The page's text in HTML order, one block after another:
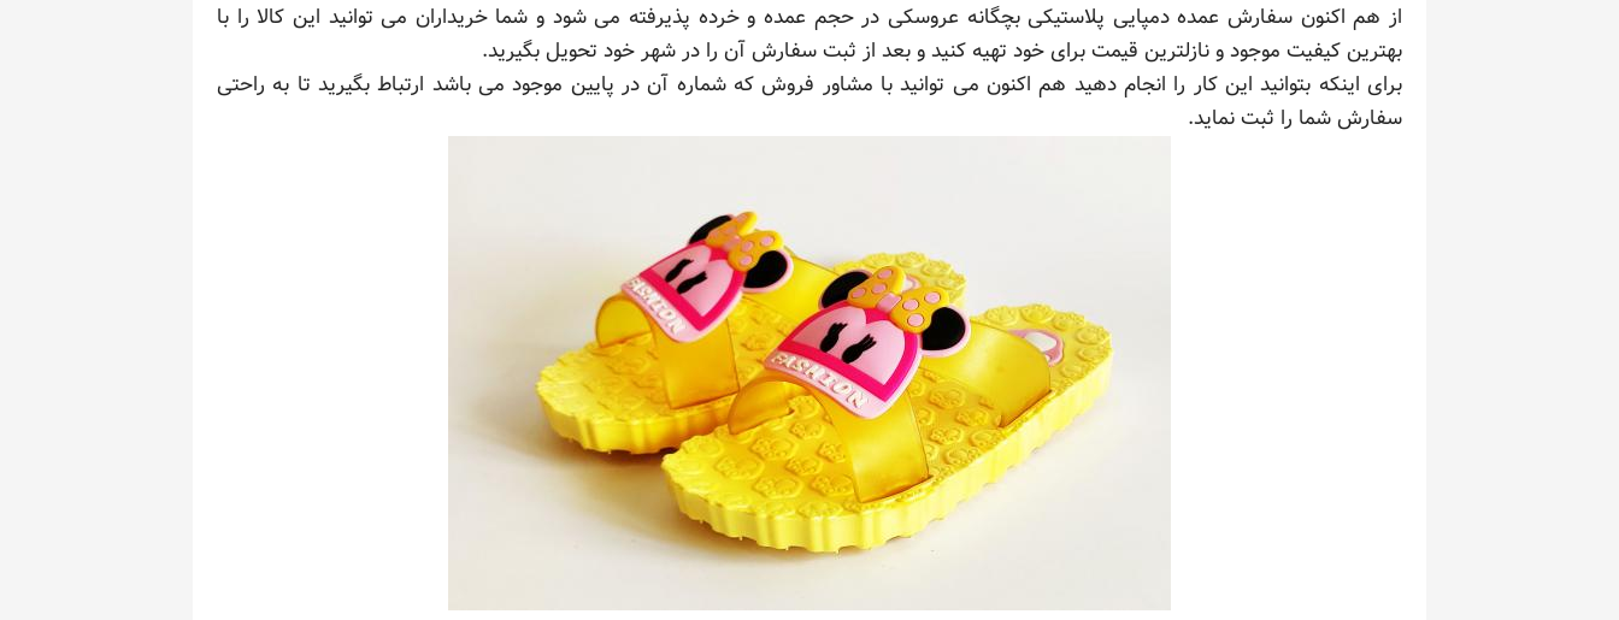
از هم اکنون سفارش عمده دمپایی پلاستیکی بچگانه عروسکی در حجم عمده و خرده پذیرفته می شود و شما خریداران می توانید این کالا را با
بهترین کیفیت موجود و نازلترین قیمت برای خود تهیه کنید و بعد از ثبت سفارش آن را در شهر خود تحویل بگیرید.
برای اینکه بتوانید این کار را انجام دهید هم اکنون می توانید با مشاور فروش که شماره آن در پایین موجود می باشد ارتباط بگیرید تا به راحتی
سفارش شما را ثبت نماید.